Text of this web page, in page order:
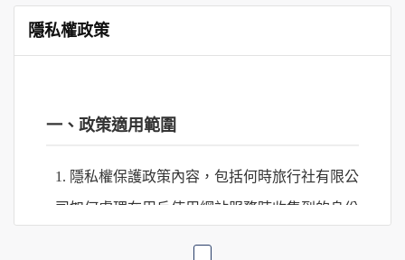
隱私權政策
一、政策適用範圍
1. 隱私權保護政策內容，包括何時旅行社有限公
司如何處理在用戶使用網站服務時收集到的身份